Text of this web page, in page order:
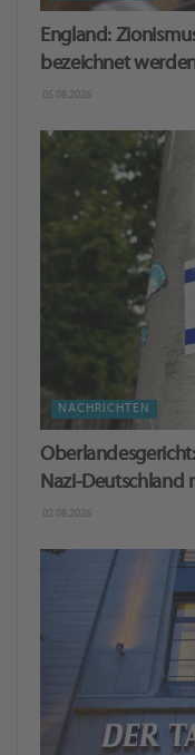
England:
bezeichnet
05.08.2026
NACHRICHTEN
Nazi-Deutschland
02.08.2026